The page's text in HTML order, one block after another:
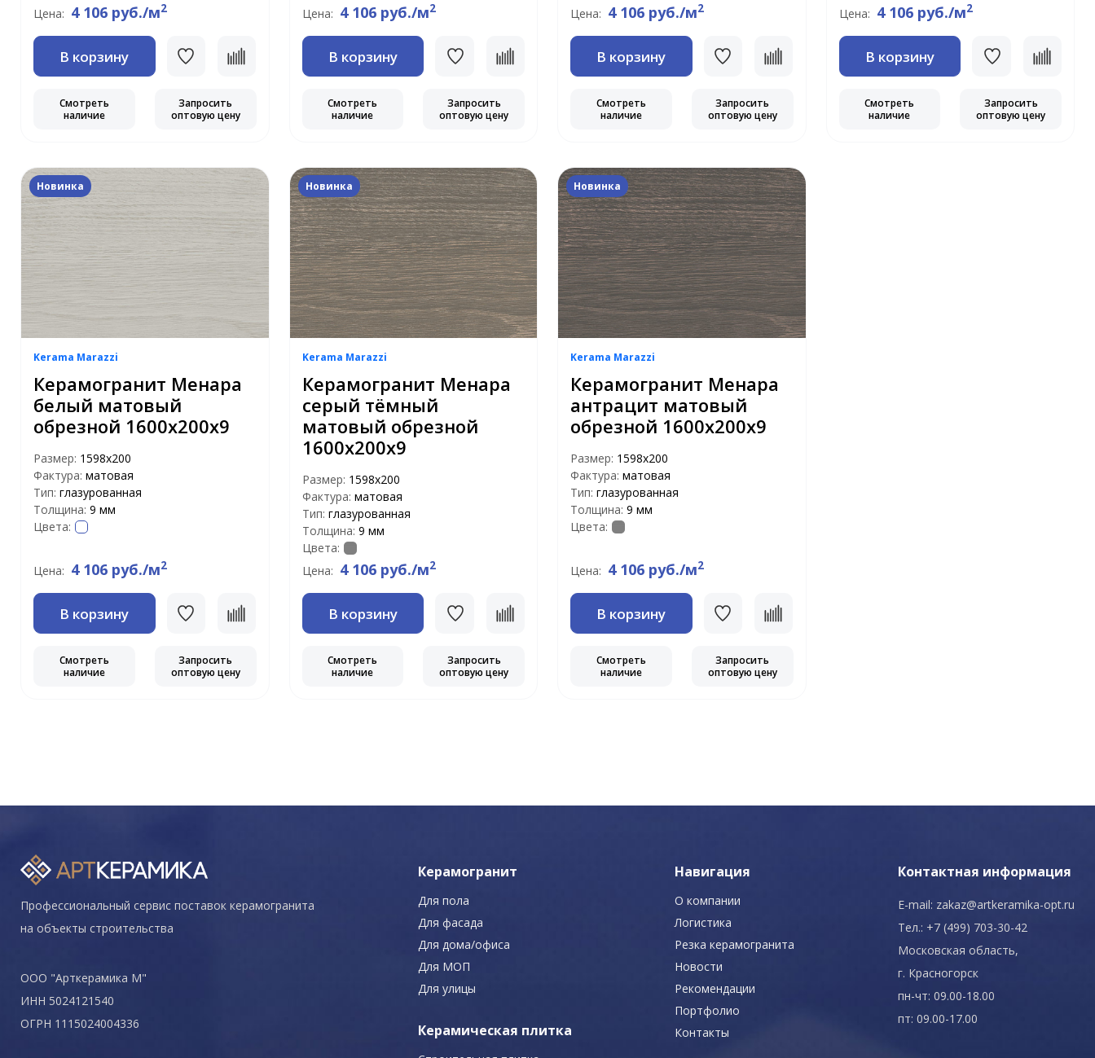
Цена: 4 106 руб./м2
В корзину
Смотреть
наличие
Запросить
оптовую цену
Цена: 4 106 руб./м2
В корзину
Смотреть
наличие
Запросить
оптовую цену
Цена: 4 106 руб./м2
В корзину
Смотреть
наличие
Запросить
оптовую цену
Цена: 4 106 руб./м2
В корзину
Смотреть
наличие
Запросить
оптовую цену
Новинка
Kerama Marazzi
Керамогранит Менара
белый матовый
обрезной 1600x200x9
Размер: 1598x200
Фактура: матовая
Тип: глазурованная
Толщина: 9 мм
Цвета:
Цена: 4 106 руб./м2
В корзину
Смотреть
наличие
Запросить
оптовую цену
Новинка
Kerama Marazzi
Керамогранит Менара
серый тёмный
матовый обрезной
1600x200x9
Размер: 1598x200
Фактура: матовая
Тип: глазурованная
Толщина: 9 мм
Цвета:
Цена: 4 106 руб./м2
В корзину
Смотреть
наличие
Запросить
оптовую цену
Новинка
Kerama Marazzi
Керамогранит Менара
антрацит матовый
обрезной 1600x200x9
Размер: 1598x200
Фактура: матовая
Тип: глазурованная
Толщина: 9 мм
Цвета:
Цена: 4 106 руб./м2
В корзину
Смотреть
наличие
Запросить
оптовую цену
Профессиональный сервис поставок керамогранита
на объекты строительства
ООО "Арткерамика М"
ИНН 5024121540
ОГРН 1115024004336
Керамогранит
Для пола
Для фасада
Для дома/офиса
Для МОП
Для улицы
Керамическая плитка
Навигация
О компании
Логистика
Резка керамогранита
Новости
Рекомендации
Портфолио
Контакты
Контактная информация
E-mail: zakaz@artkeramika-opt.ru
Тел.: +7 (499) 703-30-42
Московская область,
г. Красногорск
пн-чт: 09.00-18.00
пт: 09.00-17.00